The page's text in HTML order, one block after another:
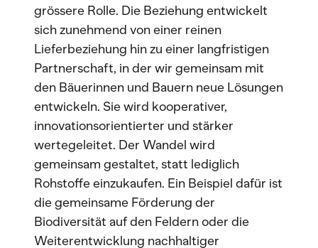
grössere Rolle. Die Beziehung entwickelt
sich zunehmend von einer reinen
Lieferbeziehung hin zu einer langfristigen
Partnerschaft, in der wir gemeinsam mit
den Bäuerinnen und Bauern neue Lösungen
entwickeln. Sie wird kooperativer,
innovationsorientierter und stärker
wertegeleitet. Der Wandel wird
gemeinsam gestaltet, statt lediglich
Rohstoffe einzukaufen. Ein Beispiel dafür ist
die gemeinsame Förderung der
Biodiversität auf den Feldern oder die
Weiterentwicklung nachhaltiger